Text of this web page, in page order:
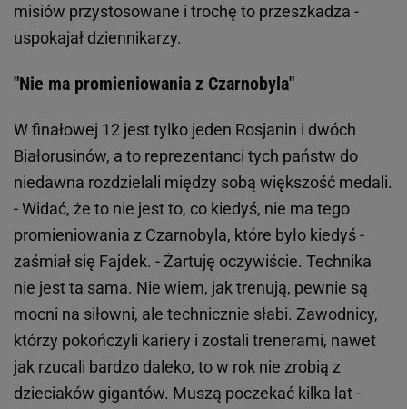
misiów przystosowane i trochę to przeszkadza -
uspokajał dziennikarzy.
"Nie ma promieniowania z Czarnobyla"
W finałowej 12 jest tylko jeden Rosjanin i dwóch
Białorusinów, a to reprezentanci tych państw do
niedawna rozdzielali między sobą większość medali.
- Widać, że to nie jest to, co kiedyś, nie ma tego
promieniowania z Czarnobyla, które było kiedyś -
zaśmiał się Fajdek. - Żartuję oczywiście. Technika
nie jest ta sama. Nie wiem, jak trenują, pewnie są
mocni na siłowni, ale technicznie słabi. Zawodnicy,
którzy pokończyli kariery i zostali trenerami, nawet
jak rzucali bardzo daleko, to w rok nie zrobią z
dzieciaków gigantów. Muszą poczekać kilka lat -